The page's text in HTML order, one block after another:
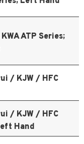
ATP Series;
/ KJW / HFC
/ KJW / HFC
Hand